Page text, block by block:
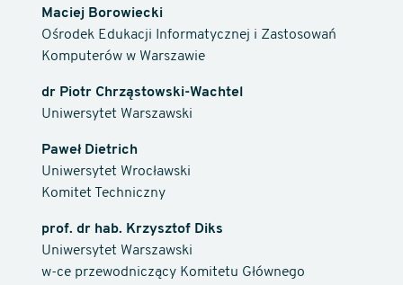
Maciej Borowiecki
Ośrodek Edukacji Informatycznej i Zastosowań
Komputerów w Warszawie
dr Piotr Chrząstowski-Wachtel
Uniwersytet Warszawski
Paweł Dietrich
Uniwersytet Wrocławski
Komitet Techniczny
prof. dr hab. Krzysztof Diks
Uniwersytet Warszawski
w-ce przewodniczący Komitetu Głównego